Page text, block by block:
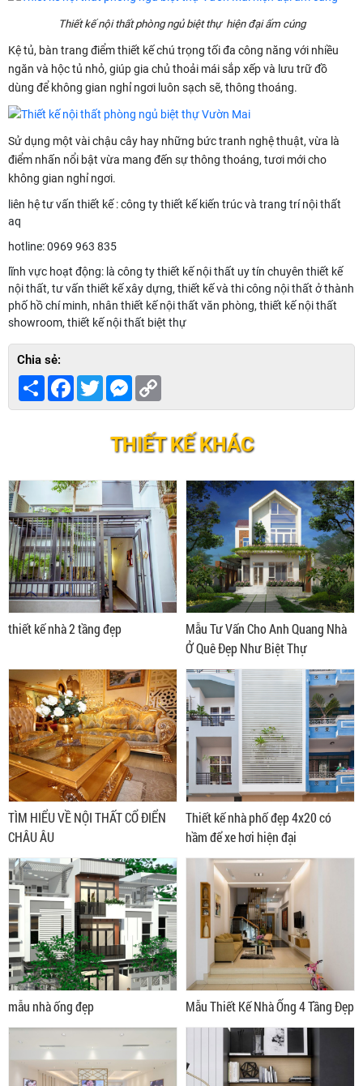
Thiết kế nội thất phòng ngủ biệt thự hiện đại ấm cúng
Kệ tủ, bàn trang điểm thiết kế chú trọng tối đa công năng với nhiều
ngăn và hộc tủ nhỏ, giúp gia chủ thoải mái sắp xếp và lưu trữ đồ
dùng để không gian nghỉ ngơi luôn sạch sẽ, thông thoáng.
Sử dụng một vài chậu cây hay những bức tranh nghệ thuật, vừa là
điểm nhấn nổi bật vừa mang đến sự thông thoáng, tươi mới cho
không gian nghỉ ngơi.
liên hệ tư vấn thiết kế : công ty thiết kế kiến trúc và trang trí nội thất
aq
hotline: 0969 963 835
lĩnh vực hoạt động: là công ty thiết kế nội thất uy tín chuyên thiết kế
nội thất, tư vấn thiết kế xây dựng, thiết kế và thi công nội thất ở thành
phố hồ chí minh, nhân thiết kế nội thất văn phòng, thiết kế nội thất
showroom, thiết kế nội thất biệt thự
Chia sẻ:
Share Facebook
TwitterMessenger
THIẾT KẾ KHÁC
thiết kế nhà 2 tầng đẹp
Mẫu Tư Vấn Cho Anh Quang Nhà
Ở Quê Đẹp Như Biệt Thự
TÌM HIỂU VỀ NỘI THẤT CỔ ĐIỂN
CHÂU ÂU
Thiết kế nhà phố đẹp 4x20 có
hầm để xe hơi hiện đại
mẫu nhà ống đẹp Mẫu Thiết Kế Nhà Ống 4 Tầng Đẹp